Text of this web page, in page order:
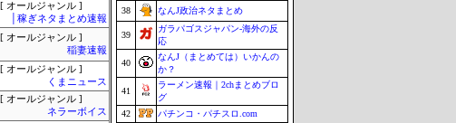
[ オールジャンル ]
│稼ぎネタまとめ速報
[ オールジャンル ]
稲妻速報
[ オールジャンル ]
くまニュース
[ オールジャンル ]
ネラーボイス
38 なんJ政治ネタまとめ
39
ガラパゴスジャパン-海外の反
応
40
なんJ（まとめては）いかんの
か？
41
ラーメン速報｜2chまとめブロ
グ
42
パチンコ・パチスロ.com